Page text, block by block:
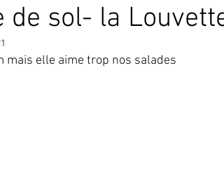
de sol- la
Joli nom mais elle aime trop nos salades